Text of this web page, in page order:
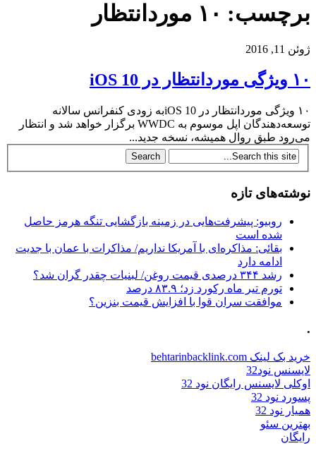
برچسب: ۱۰ موردانتظار
ژوئن 11, 2016
۱۰ ویژگی موردانتظار در iOS 10
۱۰ ویژگی موردانتظار در iOS 10به زودی کنفرانس سالانه
توسعه‌دهندگان اپل موسوم به WWDC برگزار خواهد شد و انتظار
می‌رود طبق روال همیشه، نسخه جدید...
نوشته‌های تازه
روبیو: پیشرفت‌هایی در زمینه بازگشایی تنگه هرمز حاصل
شده است
بقائی: مذاکره‌ای با آمریکا نداریم/ مذاکرات با عمان با جدیت
ادامه دارد
رشد ۳۴۴ درصدی قیمت روغن/ لبنیات چقدر گران شد؟
تورم تیر ماه رکورد زد؛ ۸۳.۹ درصد
موافقت سران قوا با افزایش قیمت بنزین؟
.
خرید بک لینک behtarinbacklink.com
لایسنس نود32
اوکلی لایسنس رایگان نود 32
پسورد نود 32
همیار نود 32
بهترین سئو
رایگان